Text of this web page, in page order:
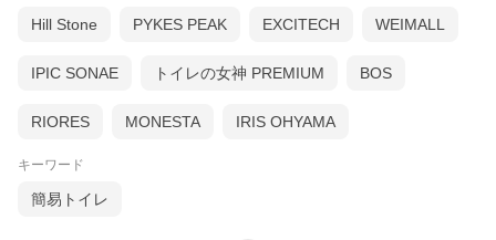
Hill Stone PYKES PEAK EXCITECH WEIMALL
IPIC SONAE トイレの女神 PREMIUM BOS
RIORES MONESTA IRIS OHYAMA
キーワード
簡易トイレ